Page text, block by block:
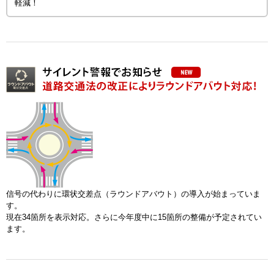
軽減！
信号の代わりに環状交差点（ラウンドアバウト）の導入が始まっていま
す。
現在34箇所を表示対応。さらに今年度中に15箇所の整備が予定されてい
ます。